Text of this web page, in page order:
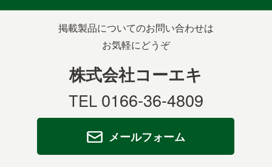
掲載製品についてのお問い合わせは
お気軽にどうぞ
株式会社コーエキ
TEL 0166-36-4809
メールフォーム